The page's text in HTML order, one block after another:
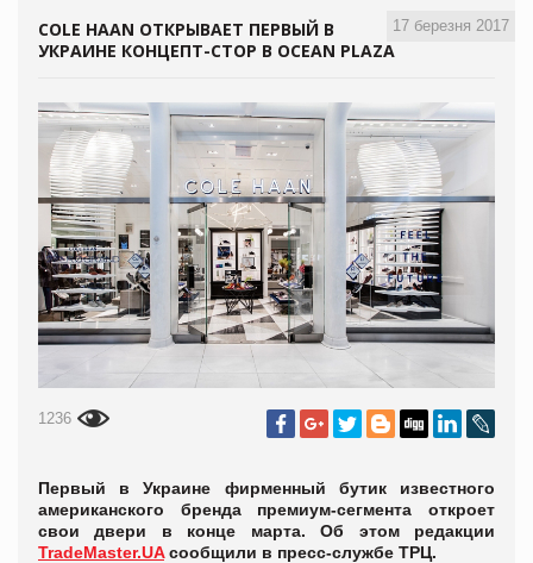
17 березня 2017
COLE HAAN ОТКРЫВАЕТ ПЕРВЫЙ В
УКРАИНЕ КОНЦЕПТ-СТОР В OCEAN PLAZA
1236
Первый в Украине фирменный бутик известного
американского бренда премиум-сегмента откроет
свои двери в конце марта. Об этом редакции
TradeMaster.UAсообщили в пресс-службе ТРЦ.